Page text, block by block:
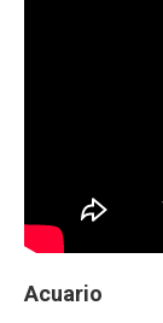
Acuario